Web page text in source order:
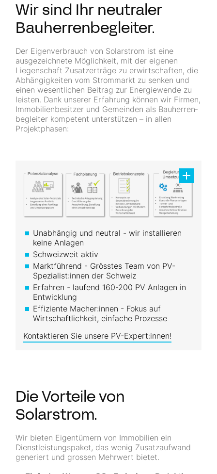
Wir sind Ihr neutraler
Bauherrenbegleiter.
Der Eigenverbrauch von Solarstrom ist eine
ausgezeichnete Möglichkeit, mit der eigenen
Liegenschaft Zusatz­er­trä­ge zu erwirtschaften, die
Ab­hängig­keiten vom Strommarkt zu senken und
einen wesentlichen Beitrag zur Energie­wende zu
leisten. Dank unserer Er­fahrung können wir Firmen,
Immobilien­besitzer und Gemeinden als Bauherren­
begleiter kompetent unter­stützen – in allen
Projektphasen:
Unabhängig und neutral - wir installieren
keine Anlagen
Schweizweit aktiv
Marktführend - Grösstes Team von PV-
Spezialist:innen der Schweiz
Erfahren - laufend 160-200 PV Anlagen in
Entwicklung
Effiziente Macher:innen - Fokus auf
Wirtschaftlichkeit, einfache Prozesse
Kontaktieren Sie unsere PV-Expert:innen!
Die Vorteile von
Solarstrom.
Wir bieten Eigentümern von Immobilien ein
Dienstleistungspaket, das wenig Zusatzaufwand
generiert und grossen Mehrwert bietet.